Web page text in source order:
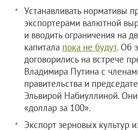
Устанавливать нормативы
экспортерами валютной
и вводить ограничения на
капитала пока не будут. Об
договорились на встрече
Владимира Путина с
правительства и
Эльвирой Набиуллиной.
«доллар за 100».
Экспорт зерновых культур